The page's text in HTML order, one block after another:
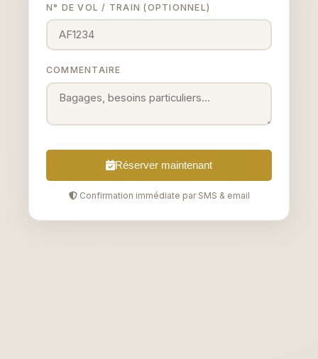
N° DE VOL / TRAIN (OPTIONNEL)
COMMENTAIRE
Réserver maintenant
Confirmation immédiate par SMS & email